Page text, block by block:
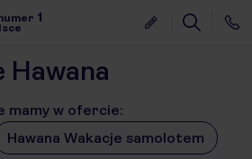
1
Hawana
mamy w ofercie:
Hawana Wakacje samolotem